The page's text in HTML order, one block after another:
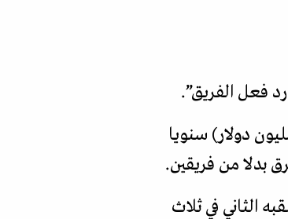
رد فعل الفريق”.
الإسباني لكرة القدم توصل الى اتفاق لمدة عشر سنوات بقيمة 40 مليون يورو (42.92 مليون دولار) سنويا
2-صفر في النهائي ليفوز بلقبه الثاني في ثلاث